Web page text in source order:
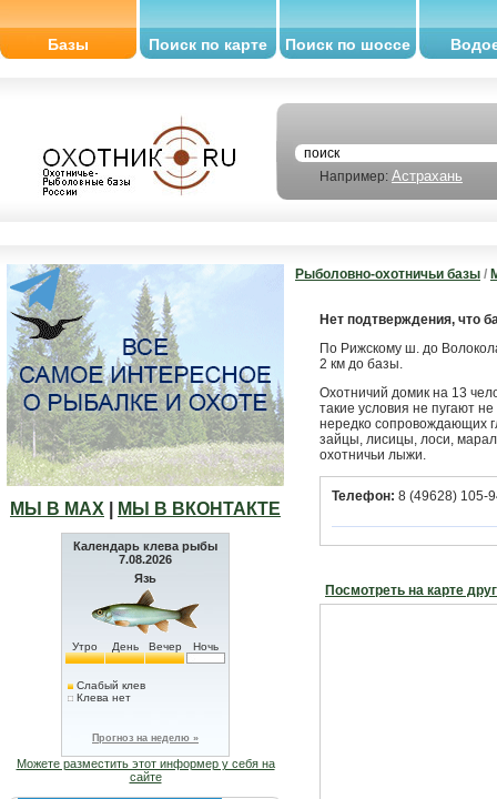
Базы Поиск по карте Поиск по шоссе
Например: Астрахань
МЫ В МАХ МЫ В ВКОНТАКТЕ
Календарь клева рыбы
7.08.2026
Язь
Утро День Вечер Ночь
Слабый клев
Клева нет
Прогноз на неделю »
Можете разместить этот информер у себя на
сайте
Рыболовно-охотничьи базы /
Нет подтверждения, что
По Рижскому ш. до
2 км до базы.
Охотничий домик на 13
такие условия не пугают
нередко сопровождающих
зайцы, лисицы, лоси,
охотничьи лыжи.
Телефон: 8 (49628) 105-
Посмотреть на карте